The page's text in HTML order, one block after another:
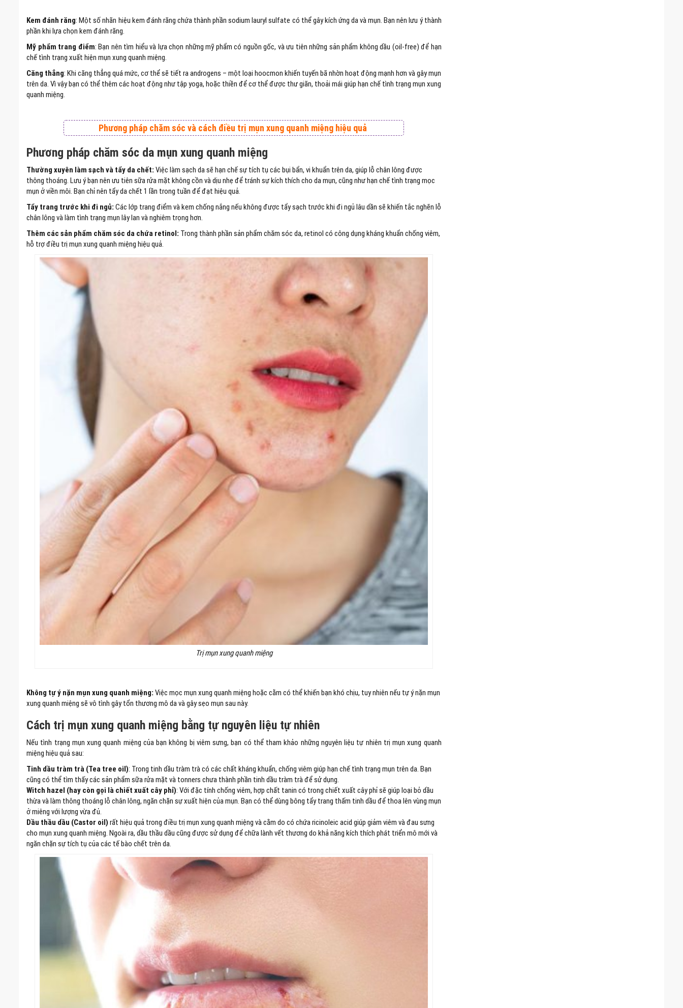
Kem đánh răng: Một số nhãn hiệu kem đánh răng chứa thành phần sodium lauryl sulfate có thể gây kích ứng da và mụn. Bạn nên lưu ý thành
phần khi lựa chọn kem đánh răng.
Mỹ phẩm trang điểm: Bạn nên tìm hiểu và lựa chọn những mỹ phẩm có nguồn gốc, và ưu tiên những sản phẩm không dầu (oil-free) để hạn
chế tình trạng xuất hiện mụn xung quanh miệng.
Căng thẳng: Khi căng thẳng quá mức, cơ thể sẽ tiết ra androgens – một loại hoocmon khiến tuyến bã nhờn hoạt động mạnh hơn và gây mụn
trên da. Vì vậy bạn có thể thêm các hoạt động như tập yoga, hoặc thiền để cơ thể được thư giãn, thoải mái giúp hạn chế tình trạng mụn xung
quanh miệng.
Phương pháp chăm sóc và cách điều trị mụn xung quanh miệng hiệu quả
Phương pháp chăm sóc da mụn xung quanh miệng
Thường xuyên làm sạch và tẩy da chết:Việc làm sạch da sẽ hạn chế sự tích tụ các bụi bẩn, vi khuẩn trên da, giúp lỗ chân lông được
thông thoáng. Lưu ý bạn nên ưu tiên sữa rửa mặt không cồn và dịu nhẹ để tránh sự kích thích cho da mụn, cũng như hạn chế tình trạng mọc
mụn ở viền môi. Bạn chỉ nên tẩy da chết 1 lần trong tuần để đạt hiệu quả.
Tẩy trang trước khi đi ngủ:Các lớp trang điểm và kem chống nắng nếu không được tẩy sạch trước khi đi ngủ lâu dần sẽ khiến tắc nghẽn lỗ
chân lông và làm tình trạng mụn lây lan và nghiêm trọng hơn.
Thêm các sản phẩm chăm sóc da chứa retinol: Trong thành phần sản phẩm chăm sóc da, retinol có công dụng kháng khuẩn chống viêm,
hỗ trợ điều trị mụn xung quanh miệng hiệu quả.
Trị mụn xung quanh miệng
Không tự ý nặn mụn xung quanh miệng:Việc mọc mụn xung quanh miệng hoặc cằm có thể khiến bạn khó chịu, tuy nhiên nếu tự ý nặn mụn
xung quanh miệng sẽ vô tình gây tổn thương mô da và gây sẹo mụn sau này.
Cách trị mụn xung quanh miệng bằng tự nguyên liệu tự nhiên
Nếu tình trạng mụn xung quanh miệng của bạn không bị viêm sưng, bạn có thể tham khảo những nguyên liệu tự nhiên trị mụn xung quanh
miệng hiệu quả sau:
Tinh dầu tràm trà (Tea tree oil): Trong tinh dầu tràm trà có các chất kháng khuẩn, chống viêm giúp hạn chế tình trạng mụn trên da. Bạn
cũng có thể tìm thấy các sản phẩm sữa rửa mặt và tonners chưa thành phần tinh dầu tràm trà để sử dụng.
Witch hazel (hay còn gọi là chiết xuất cây phỉ): Với đặc tính chống viêm, hợp chất tanin có trong chiết xuất cây phỉ sẽ giúp loại bỏ dầu
thừa và làm thông thoáng lỗ chân lông, ngăn chặn sự xuất hiện của mụn. Bạn có thể dùng bông tẩy trang thấm tinh dầu để thoa lên vùng mụn
ở miêng với lượng vừa đủ.
Dầu thầu dầu (Castor oil) rất hiệu quả trong điều trị mụn xung quanh miệng và cằm do có chứa ricinoleic acid giúp giảm viêm và đau sưng
cho mụn xung quanh miệng. Ngoài ra, dầu thầu dầu cũng được sử dụng để chữa lành vết thương do khả năng kích thích phát triển mô mới và
ngăn chặn sự tích tụ của các tế bào chết trên da.